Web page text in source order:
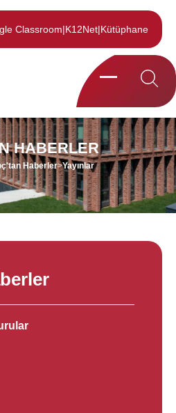
Classroom|K12Net|Kütüphane
HABERLER
Haberler>Yayınlar